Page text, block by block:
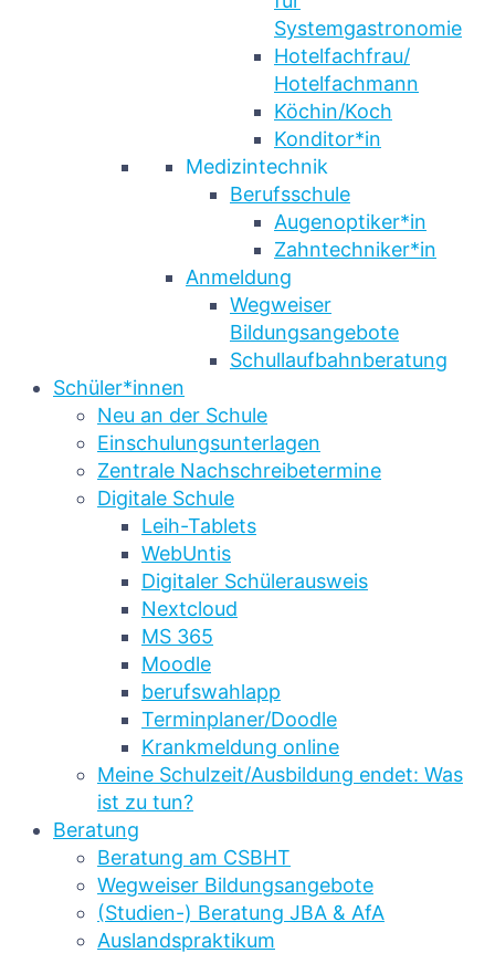
Systemgastronomie
Hotelfachfrau/
Hotelfachmann
Köchin/Koch
Konditor*in
Medizintechnik
Berufsschule
Augenoptiker*in
Zahntechniker*in
Anmeldung
Wegweiser
Bildungsangebote
Schullaufbahnberatung
Schüler*innen
Neu an der Schule
Einschulungsunterlagen
Zentrale Nachschreibetermine
Digitale Schule
Leih-Tablets
WebUntis
Digitaler Schülerausweis
Nextcloud
MS 365
Moodle
berufswahlapp
Terminplaner/Doodle
Krankmeldung online
Meine Schulzeit/Ausbildung endet: Was
ist zu tun?
Beratung
Beratung am CSBHT
Wegweiser Bildungsangebote
(Studien-) Beratung JBA & AfA
Auslandspraktikum